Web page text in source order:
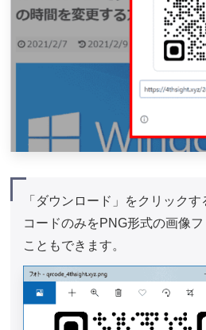
「ダウンロード」をクリック
コードのみをPNG形式の画像
こともできます。